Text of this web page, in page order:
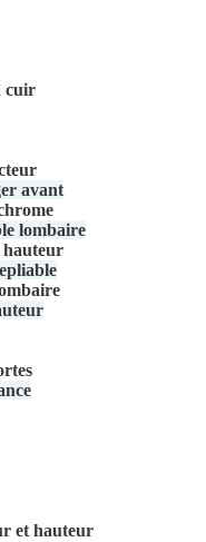
cuir
avant
lombaire
hauteur
et hauteur